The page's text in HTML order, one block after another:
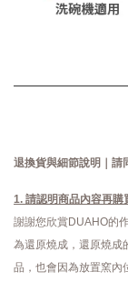
退換貨與細節說明｜請
1. 請認明商品內容再購
謝謝您欣賞DUAHO的
為還原燒成，還原燒成
品，也會因為放置窯內